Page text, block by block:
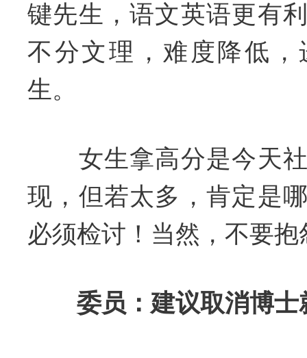
键先生，语文英语更有
不分文理，难度降低
生。
女生拿高分是今天社
现，但若太多，肯定是
必须检讨！当然，不要
委员：建议取消博士